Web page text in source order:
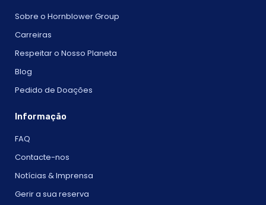
Sobre o Hornblower Group
Carreiras
Respeitar o Nosso Planeta
Blog
Pedido de Doações
Informação
FAQ
Contacte-nos
Notícias & Imprensa
Gerir a sua reserva